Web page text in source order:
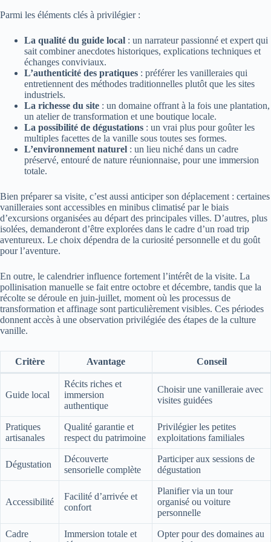
Parmi les éléments clés à privilégier :
La qualité du guide local : un narrateur passionné et expert qui
sait combiner anecdotes historiques, explications techniques et
échanges conviviaux.
L’authenticité des pratiques : préférer les vanilleraies qui
entretiennent des méthodes traditionnelles plutôt que les sites
industriels.
La richesse du site : un domaine offrant à la fois une plantation,
un atelier de transformation et une boutique locale.
La possibilité de dégustations : un vrai plus pour goûter les
multiples facettes de la vanille sous toutes ses formes.
L’environnement naturel : un lieu niché dans un cadre
préservé, entouré de nature réunionnaise, pour une immersion
totale.
Bien préparer sa visite, c’est aussi anticiper son déplacement : certaines
vanilleraies sont accessibles en minibus climatisé par le biais
d’excursions organisées au départ des principales villes. D’autres, plus
isolées, demanderont d’être explorées dans le cadre d’un road trip
aventureux. Le choix dépendra de la curiosité personnelle et du goût
pour l’aventure.
En outre, le calendrier influence fortement l’intérêt de la visite. La
pollinisation manuelle se fait entre octobre et décembre, tandis que la
récolte se déroule en juin-juillet, moment où les processus de
transformation et affinage sont particulièrement visibles. Ces périodes
donnent accès à une observation privilégiée des étapes de la culture
vanille.
Critère Avantage Conseil
Guide local
Récits riches et
immersion
authentique
Choisir une vanilleraie avec
visites guidées
Pratiques
artisanales
Qualité garantie et
respect du patrimoine
Privilégier les petites
exploitations familiales
Dégustation
Découverte
sensorielle complète
Participer aux sessions de
dégustation
Accessibilité
Facilité d’arrivée et
confort
Planifier via un tour
organisé ou voiture
personnelle
Cadre
Immersion totale et
Opter pour des domaines au